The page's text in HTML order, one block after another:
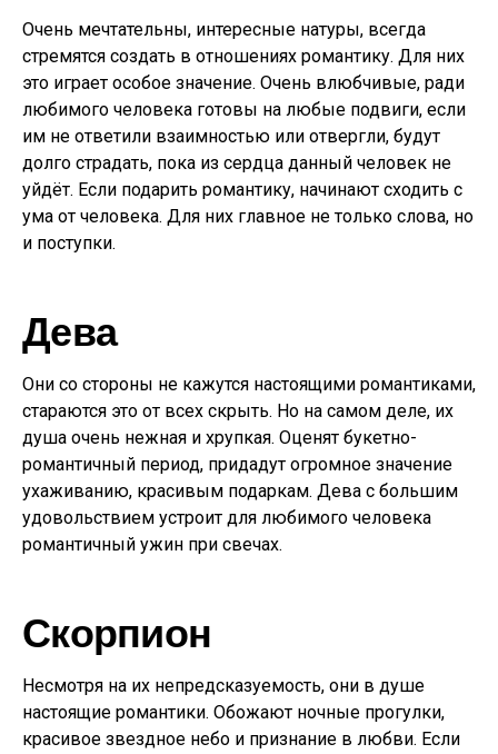
Очень мечтательны, интересные натуры, всегда
стремятся создать в отношениях романтику. Для них
это играет особое значение. Очень влюбчивые, ради
любимого человека готовы на любые подвиги, если
им не ответили взаимностью или отвергли, будут
долго страдать, пока из сердца данный человек не
уйдёт. Если подарить романтику, начинают сходить с
ума от человека. Для них главное не только слова, но
и поступки.
Дева
Они со стороны не кажутся настоящими романтиками,
стараются это от всех скрыть. Но на самом деле, их
душа очень нежная и хрупкая. Оценят букетно-
романтичный период, придадут огромное значение
ухаживанию, красивым подаркам. Дева с большим
удовольствием устроит для любимого человека
романтичный ужин при свечах.
Скорпион
Несмотря на их непредсказуемость, они в душе
настоящие романтики. Обожают ночные прогулки,
красивое звездное небо и признание в любви. Если